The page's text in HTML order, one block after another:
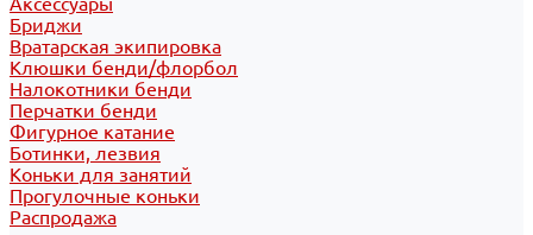
Бриджи
Вратарская экипировка
Клюшки бенди/флорбол
Налокотники бенди
Перчатки бенди
Фигурное катание
Ботинки, лезвия
Коньки для занятий
Прогулочные коньки
Распродажа